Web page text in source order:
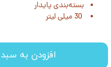
بسته‌بندی پایدار
افزودن به